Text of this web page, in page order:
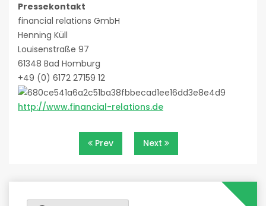
Pressekontakt
financial relations GmbH
Henning Küll
Louisenstraße 97
61348 Bad Homburg
+49 (0) 6172 27159 12
http://www.financial-relations.de
Beitragsnavigation
Prev Next